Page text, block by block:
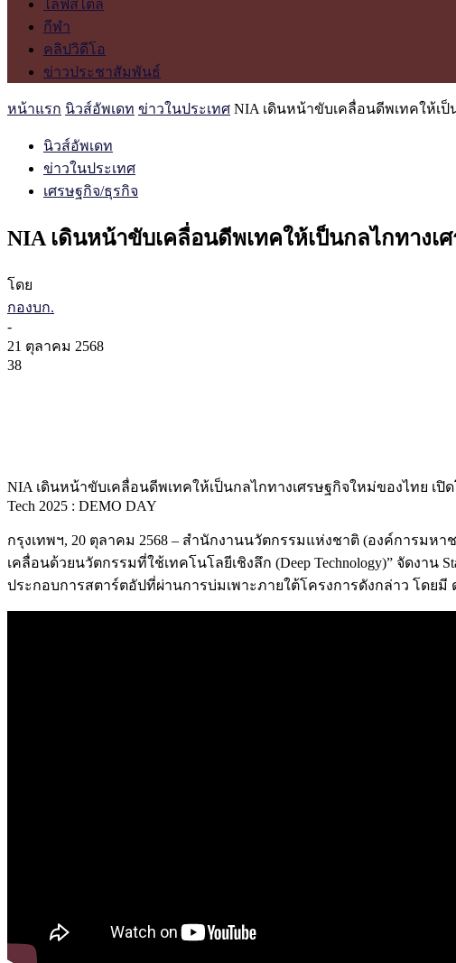
ไลฟ์สไตล์
กีฬา
คลิปวิดีโอ
ข่าวประชาสัมพันธ์
หน้าแรก นิวส์อัพเดท ข่าวในประเทศ NIA เดินหน้าขับเคลื่อนดีพเทคให้เป็น
นิวส์อัพเดท
ข่าวในประเทศ
เศรษฐกิจ/ธุรกิจ
NIA เดินหน้าขับเคลื่อนดีพเทคให้เป็นกลไกทางเ
โดย
กองบก.
-
21 ตุลาคม 2568
38
NIA เดินหน้าขับเคลื่อนดีพเทคให้เป็นกลไกทางเศรษฐกิจใหม่ของไทย เ
Tech 2025 : DEMO DAY
กรุงเทพฯ, 20 ตุลาคม 2568 – สำนักงานนวัตกรรมแห่งชาติ (องค์การมห
เคลื่อนด้วยนวัตกรรมที่ใช้เทคโนโลยีเชิงลึก (Deep Technology)” จัดงาน
ประกอบการสตาร์ตอัปที่ผ่านการบ่มเพาะภายใต้โครงการดังกล่าว โดย